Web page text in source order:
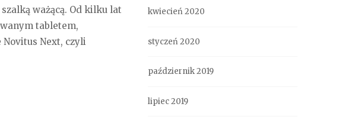
ważącą. Od kilku lat
tabletem,
Next, czyli
kwiecień 2020
styczeń 2020
październik 2019
lipiec 2019